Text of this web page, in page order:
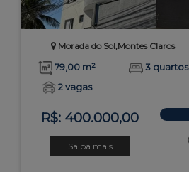
Morada do Sol,Montes Claros
79,00 m² 3 quartos
2 vagas
R$: 400.000,00
Saiba mais